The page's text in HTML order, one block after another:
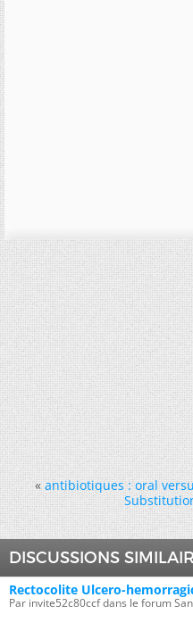
« antibiotiques : oral
DISCUSSIONS
Rectocolite Ulcero-
Par invite52c80ccf dans le forum